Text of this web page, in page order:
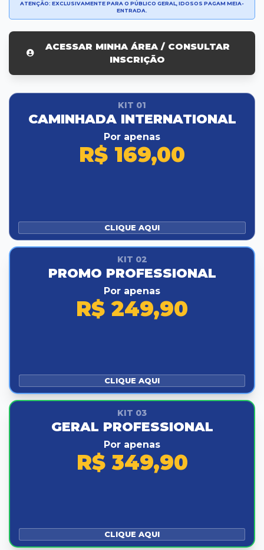
ATENÇÃO: EXCLUSIVAMENTE PARA O PÚBLICO GERAL, IDOSOS PAGAM MEIA-
ENTRADA.
ACESSAR MINHA ÁREA / CONSULTAR
INSCRIÇÃO
KIT 01
CAMINHADA INTERNATIONAL
Por apenas
R$ 169,00
CLIQUE AQUI
KIT 02
PROMO PROFESSIONAL
Por apenas
R$ 249,90
CLIQUE AQUI
KIT 03
GERAL PROFESSIONAL
Por apenas
R$ 349,90
CLIQUE AQUI